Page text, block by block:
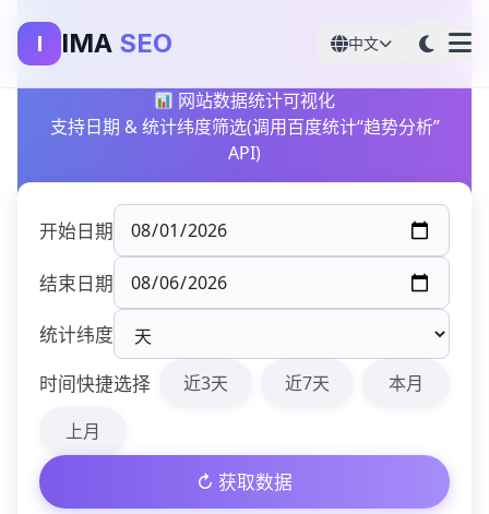
I IMA SEO 中文
网站数据统计可视化
支持日期 & 统计纬度筛选(调用百度统计“趋势分析”
API)
开始日期
结束日期
统计纬度
时间快捷选择
近3天 近7天
本月
上月
↻ 获取数据